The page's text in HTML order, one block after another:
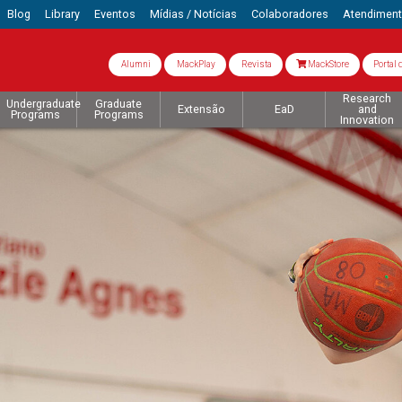
Blog Library Eventos Mídias / Notícias Colaboradores
Alumni MackPlay Revista MackStore Portal
Undergraduate
Programs
Graduate
Programs
Extensão EaD
Research
and
Innovation